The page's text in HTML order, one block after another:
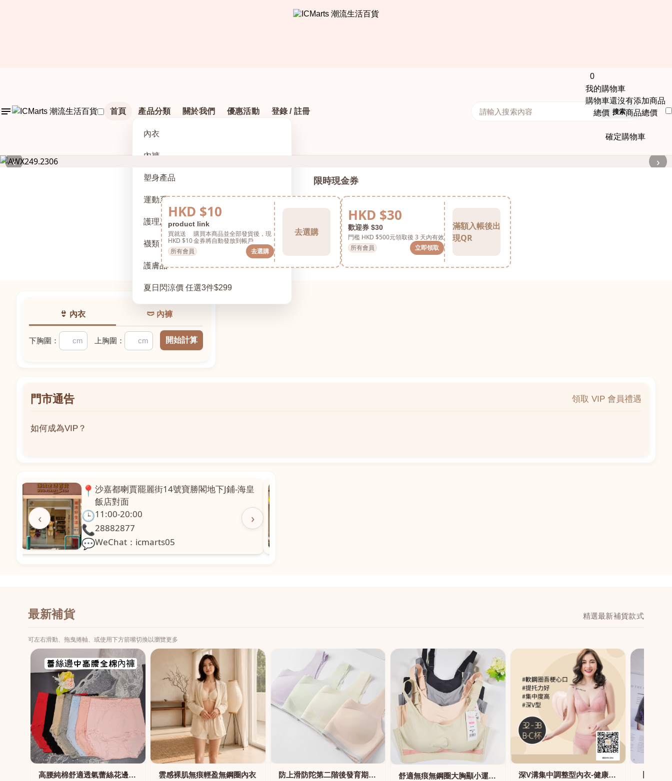
首頁 產品分類
內衣
內褲
塑身產品
運動系列
護理及配件
襪類
護膚品
夏日閃涼價 任選3件$299
關於我們 優惠活動 登錄 / 註冊
0
我的購物車
購物車還沒有添加商品
總價： 商品總價
確定購物車
搜索
‹ ›
限時現金券
HKD $10
product link
買就送
HKD $10
購買本商品並全部發貨後，現
金券將自動發放到帳戶
所有會員
去選購
去選購
HKD $30
歡迎券 $30
門檻 HKD $500元領取後 3 天內有效
所有會員
立即領取
滿額入帳後出
現QR
👙 內衣 🩲 內褲
下胸圍： 上胸圍： 開始計算
門市通告
領取 VIP 會員禮遇
如何成為VIP？
‹ ›
📍澳門啤利喇街121號珍興樓L1舖 粵華廣場對
面
🕒11:00-20:00
📞28331971
💬WeChat：icmarts02
最新補貨 精選最新補貨款式
可左右滑動、拖曳捲軸、或使用下方箭嘴切換以瀏覽更多
高腰純棉舒適透氣蕾絲花邊三角褲 雲感裸肌無痕輕盈無鋼圈內衣 防上滑防陀第二階後發育期內衣 舒適無痕無鋼圈大胸顯小運動內衣 深V溝集中調整型內衣-健康軟鋼圈